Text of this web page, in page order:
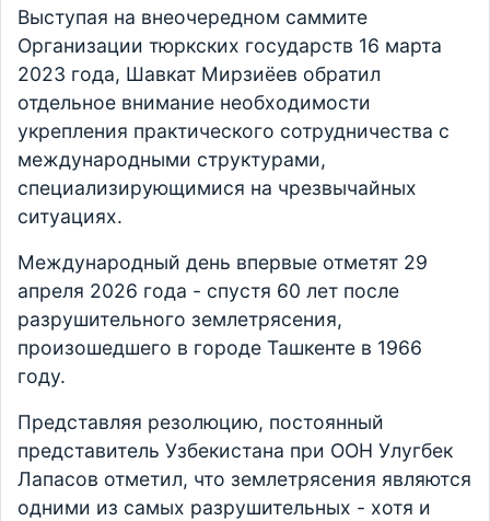
Выступая на внеочередном саммите
Организации тюркских государств 16 марта
2023 года, Шавкат Мирзиёев обратил
отдельное внимание необходимости
укрепления практического сотрудничества с
международными структурами,
специализирующимися на чрезвычайных
ситуациях.
Международный день впервые отметят 29
апреля 2026 года - спустя 60 лет после
разрушительного землетрясения,
произошедшего в городе Ташкенте в 1966
году.
Представляя резолюцию, постоянный
представитель Узбекистана при ООН Улугбек
Лапасов отметил, что землетрясения являются
одними из самых разрушительных - хотя и